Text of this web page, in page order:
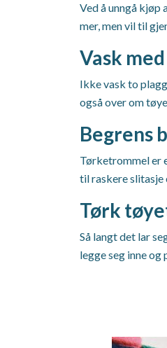
Ved å unngå
mer, men vil til
Vask
Ikke vask to
også over om
Begrens
Tørketrommel er
til raskere slitasje
Tørk
Så langt det lar
legge seg inne